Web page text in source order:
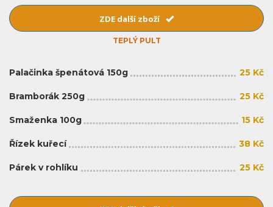
ZDE další zboží
TEPLÝ PULT
Palačinka špenátová 150g 25 Kč
Bramborák 250g 25 Kč
Smaženka 100g 15 Kč
Řízek kuřecí 38 Kč
Párek v rohlíku 25 Kč